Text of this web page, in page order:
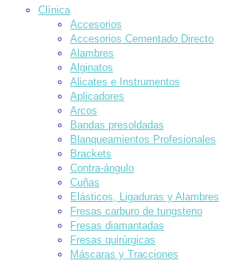
Clínica
Accesorios
Accesorios Cementado Directo
Alambres
Alginatos
Alicates e Instrumentos
Aplicadores
Arcos
Bandas presoldadas
Blanqueamientos Profesionales
Brackets
Contra-ángulo
Cuñas
Elásticos, Ligaduras y Alambres
Fresas carburo de tungsteno
Fresas diamantadas
Fresas quirúrgicas
Máscaras y Tracciones